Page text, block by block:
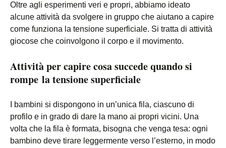
Oltre agli esperimenti veri e propri, abbiamo ideato
alcune attività da svolgere in gruppo che aiutano a capire
come funziona la tensione superficiale. Si tratta di attività
giocose che coinvolgono il corpo e il movimento.
Attività per capire cosa succede quando si
rompe la tensione superficiale
I bambini si dispongono in un’unica fila, ciascuno di
profilo e in grado di dare la mano ai propri vicini. Una
volta che la fila è formata, bisogna che venga tesa: ogni
bambino deve tirare leggermente verso l’esterno, in modo